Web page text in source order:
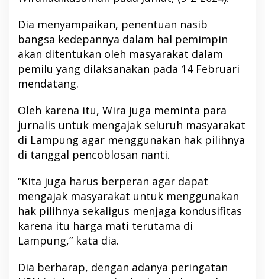
Dia menyampaikan, penentuan nasib
bangsa kedepannya dalam hal pemimpin
akan ditentukan oleh masyarakat dalam
pemilu yang dilaksanakan pada 14 Februari
mendatang.
Oleh karena itu, Wira juga meminta para
jurnalis untuk mengajak seluruh masyarakat
di Lampung agar menggunakan hak pilihnya
di tanggal pencoblosan nanti.
“Kita juga harus berperan agar dapat
mengajak masyarakat untuk menggunakan
hak pilihnya sekaligus menjaga kondusifitas
karena itu harga mati terutama di
Lampung,” kata dia.
Dia berharap, dengan adanya peringatan